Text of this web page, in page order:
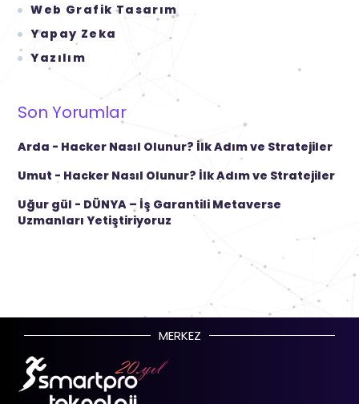
Web Grafik Tasarım
Yapay Zeka
Yazılım
Son Yorumlar
Arda - Hacker Nasıl Olunur? İlk Adım ve Stratejiler
Umut - Hacker Nasıl Olunur? İlk Adım ve Stratejiler
Uğur gül - DÜNYA – İş Garantili Metaverse
Uzmanları Yetiştiriyoruz
MERKEZ